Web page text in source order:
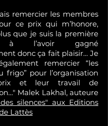
remercier les membres
ce prix qui m’honore,
que je suis la première
à l’avoir gagné
donc ça fait plaisir… Je
remercier “les
frigo” pour l’organisation
et leur travail de
Malek Lakhal, auteure
silences" aux Editions
Lattès